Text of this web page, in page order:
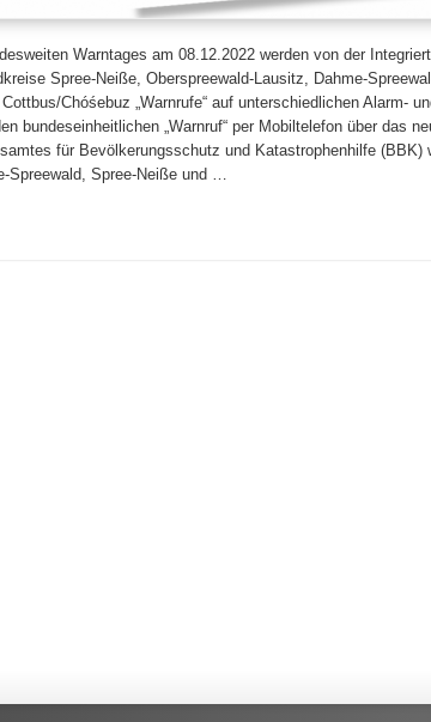
Warntages am 08.12.2022 werden von der
Spree-Neiße, Oberspreewald-Lausitz, Dahme-
Chóśebuz „Warnrufe“ auf unterschiedlichen Alarm-
bundeseinheitlichen „Warnruf“ per Mobiltelefon über das
für Bevölkerungsschutz und Katastrophenhilfe (BBK)
Spreewald, Spree-Neiße und …